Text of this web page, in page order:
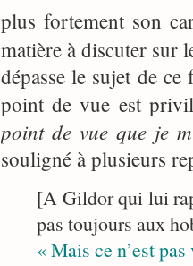
plus fortement son
matière à discuter sur
dépasse le sujet de
point de vue est
point de vue que je
souligné à plusieurs
[A Gildor qui lui
pas toujours aux
« Mais ce n’est